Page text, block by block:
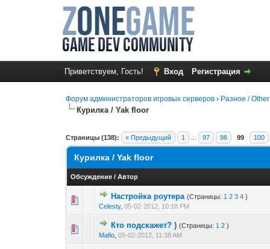
Приветствуем, Гость! Вход Регистрация
Форум администраторов игровых серверов › Разное / Other
Курилка / Yak floor
Страницы (138): « Предыдущий 1 97 98 99 100
Курилка / Yak floor
Обсуждение /Автор
Настройка роутера (Страницы: 1 2 3 4 )
Celesty,05-02-2012, 10:18 PM
0 голос(ов) - 0 из
Кто подскажет? ) (Страницы: 1 2 )
Mafio ,05-02-2012, 11:38 AM
0 голос(ов) - 0 из